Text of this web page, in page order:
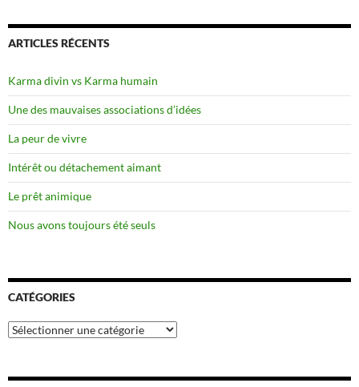
ARTICLES RÉCENTS
Karma divin vs Karma humain
Une des mauvaises associations d’idées
La peur de vivre
Intérêt ou détachement aimant
Le prêt animique
Nous avons toujours été seuls
CATÉGORIES
Catégories